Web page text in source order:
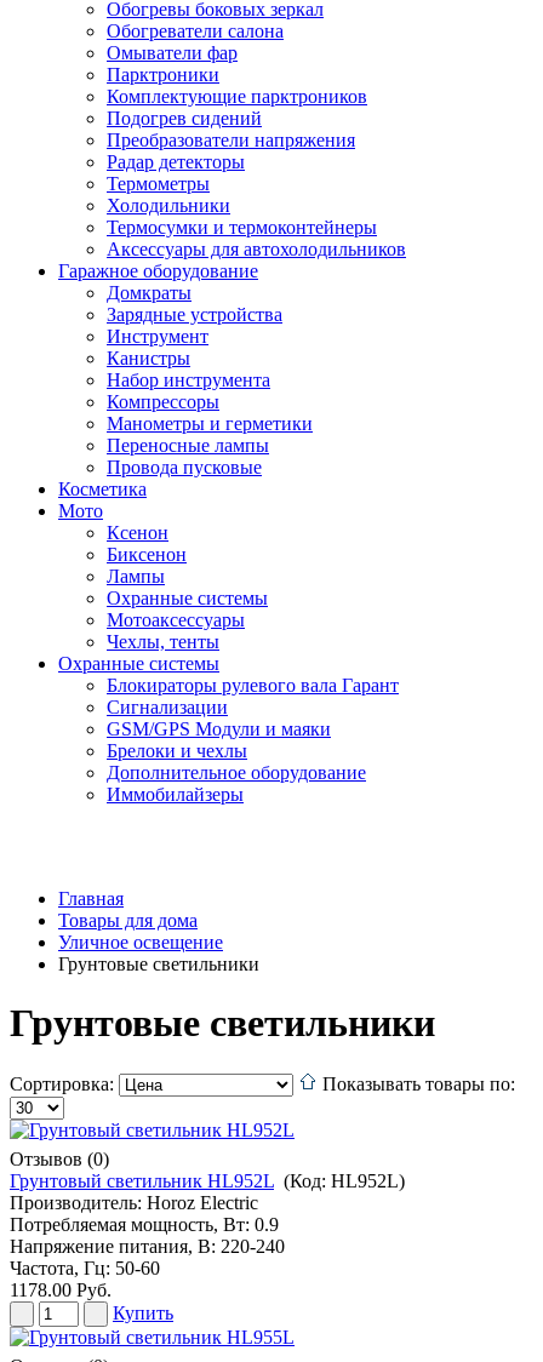
Обогревы боковых зеркал
Обогреватели салона
Омыватели фар
Парктроники
Комплектующие парктроников
Подогрев сидений
Преобразователи напряжения
Радар детекторы
Термометры
Холодильники
Термосумки и термоконтейнеры
Аксессуары для автохолодильников
Гаражное оборудование
Домкраты
Зарядные устройства
Инструмент
Канистры
Набор инструмента
Компрессоры
Манометры и герметики
Переносные лампы
Провода пусковые
Косметика
Мото
Ксенон
Биксенон
Лампы
Охранные системы
Мотоаксессуары
Чехлы, тенты
Охранные системы
Блокираторы рулевого вала Гарант
Сигнализации
GSM/GPS Модули и маяки
Брелоки и чехлы
Дополнительное оборудование
Иммобилайзеры
Главная
Товары для дома
Уличное освещение
Грунтовые светильники
Грунтовые светильники
Сортировка: Показывать товары по:
Отзывов (0)
Грунтовый светильник HL952L (Код: HL952L)
Производитель: Horoz Electric
Потребляемая мощность, Вт: 0.9
Напряжение питания, В: 220-240
Частота, Гц: 50-60
1178.00 Руб.
Купить